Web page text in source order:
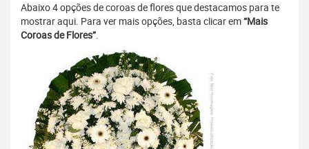
Abaixo 4 opções de coroas de flores que destacamos para te
mostrar aqui. Para ver mais opções, basta clicar em“Mais
Coroas de Flores”.